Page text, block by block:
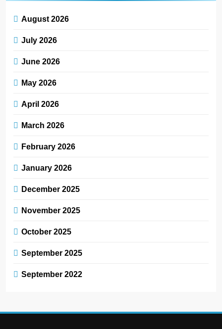
August 2026
July 2026
June 2026
May 2026
April 2026
March 2026
February 2026
January 2026
December 2025
November 2025
October 2025
September 2025
September 2022